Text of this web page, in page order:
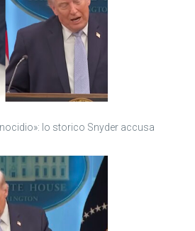
lo storico Snyder accusa